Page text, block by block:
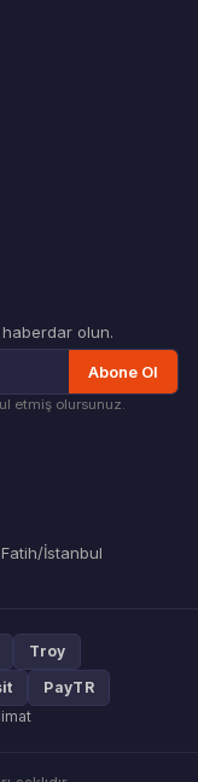
olun.
Abone Ol
etmiş olursunuz.
Fatih/İstanbul
Troy
PayTR